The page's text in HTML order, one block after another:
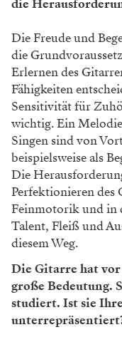
die
Die Freude und
die
Erlernen des
Fähigkeiten
Sensitivität für
wichtig. Ein
Singen sind von
beispielsweise als
Die
Perfektionieren des
Feinmotorik und in
Talent, Fleiß und
diesem Weg.
Die Gitarre hat
große Bedeutung.
studiert. Ist sie